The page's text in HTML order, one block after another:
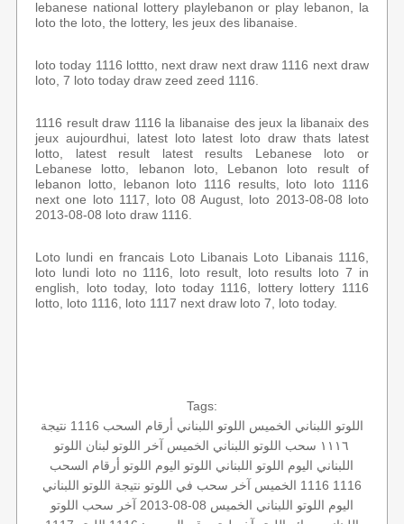
lebanese national lottery playlebanon or play lebanon, la
loto the loto, the lottery, les jeux des libanaise.
loto today 1116 lottto, next draw next draw 1116 next draw
loto, 7 loto today draw zeed zeed 1116.
1116 result draw 1116 la libanaise des jeux la libanaix des
jeux aujourdhui, latest loto latest loto draw thats latest
lotto, latest result latest results Lebanese loto or
Lebanese lotto, lebanon loto, Lebanon loto result of
lebanon lotto, lebanon loto 1116 results, loto loto 1116
next one loto 1117, loto 08 August, loto 2013-08-08 loto
2013-08-08 loto draw 1116.
Loto lundi en francais Loto Libanais Loto Libanais 1116,
loto lundi loto no 1116, loto result, loto results loto 7 in
english, loto today, loto today 1116, lottery lottery 1116
lotto, loto 1116, loto 1117 next draw loto 7, loto today.
Tags:
اللوتو اللبناني الخميس اللوتو اللبناني أرقام السحب 1116
نتيجة
١١١٦ سحب اللوتو اللبناني الخميس آخر اللوتو لبنان اللوتو
اللبناني اليوم اللوتو اللبناني اللوتو اليوم اللوتو أرقام السحب
1116 1116 الخميس آخر سحب في اللوتو نتيجة اللوتو اللبناني
اليوم اللوتو اللبناني الخميس 08-08-2013
آخر سحب اللوتو